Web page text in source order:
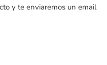
y te enviaremos un email